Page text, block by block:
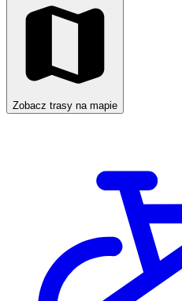
Zobacz trasy na mapie